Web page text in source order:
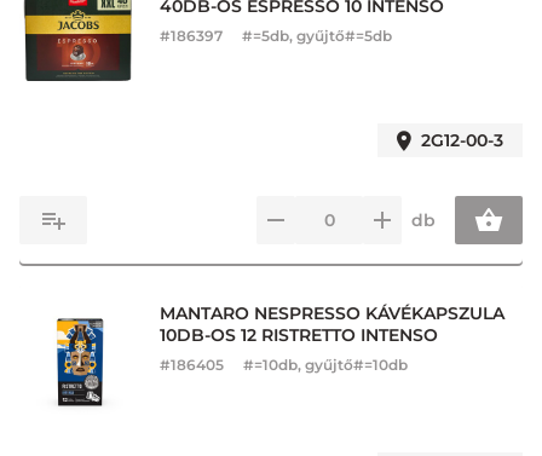
40DB-OS ESPRESSO 10 INTENSO
#186397 #=5db, gyűjtő#=5db
2G12-00-3
db
MANTARO NESPRESSO KÁVÉKAPSZULA
10DB-OS 12 RISTRETTO INTENSO
#186405 #=10db, gyűjtő#=10db